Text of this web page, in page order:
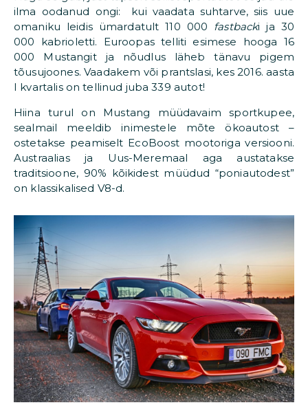
ilma oodanud ongi: kui vaadata suhtarve, siis uue
omaniku leidis ümardatult 110 000 fastbacki ja 30
000 kabrioletti. Euroopas telliti esimese hooga 16
000 Mustangit ja nõudlus läheb tänavu pigem
tõusujoones. Vaadakem või prantslasi, kes 2016. aasta
I kvartalis on tellinud juba 339 autot!
Hiina turul on Mustang müüdavaim sportkupee,
sealmail meeldib inimestele mõte ökoautost –
ostetakse peamiselt EcoBoost mootoriga versiooni.
Austraalias ja Uus-Meremaal aga austatakse
traditsioone, 90% kõikidest müüdud “poniautodest”
on klassikalised V8-d.